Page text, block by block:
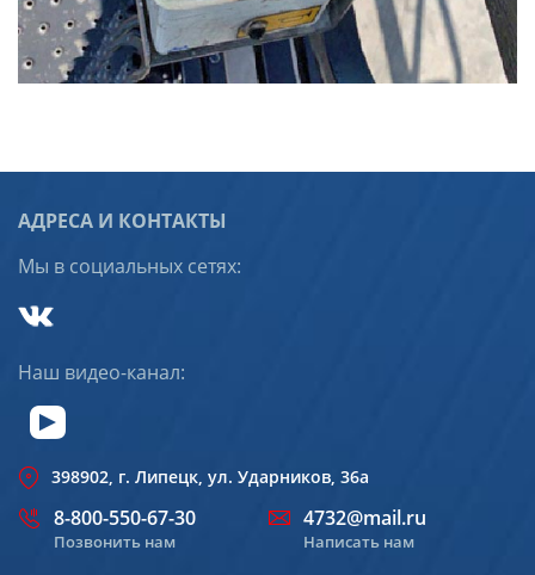
АДРЕСА И КОНТАКТЫ
Мы в социальных сетях:
Наш видео-канал:
398902, г. Липецк, ул. Ударников, 36а
8-800-550-67-30
Позвонить нам
4732@mail.ru
Написать нам